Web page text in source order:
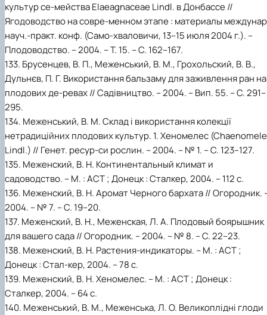
культур се-мейства Elaeagnaceae Lindl. в Донбассе //
Ягодоводство на совре-менном этапе : материалы
науч.-практ. конф. (Само-хваловичи, 13–15 июля 2004 г.). –
Плодоводство. – 2004. – Т. 15. – С. 162–167.
133. Брусенцев, В. П., Меженський, В. М., Грохольский, В. В.,
Дульнєв, П. Г. Використання бальзаму для заживлення ран на
плодових де-ревах // Садівництво. – 2004. – Вип. 55. – С. 291–
295.
134. Меженський, В. М. Склад і використання колекції
нетрадиційних плодових культур. 1. Хеномелес
Lindl.) // Генет. ресур-си рослин. – 2004. – № 1. – С. 123–127.
135. Меженский, В. Н. Континентальный климат и
садоводство. – М. : АСТ ; Донецк : Сталкер, 2004. – 112 с.
136. Меженский, В. Н. Аромат Черного бархата // Огородник.
2004. – № 7. – С. 19–20.
137. Меженский, В. Н., Меженская, Л. А. Плодовый боярышник
для вашего сада // Огородник. – 2004. – № 8. – С. 22–23.
138. Меженский, В. Н. Растения-индикаторы. – М. : АСТ ;
Донецк : Стал-кер, 2004. – 78 с.
139. Меженский, В. Н. Хеномелес. – М. : АСТ ; Донецк :
Сталкер, 2004. – 64 с.
140. Меженський, В. М., Меженська, Л. О. Великоплідні глоди